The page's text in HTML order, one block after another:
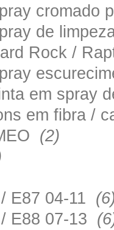
cromado
de
Rock /
em spray
em fibra /
(2)
E87 04-11
E88 07-13